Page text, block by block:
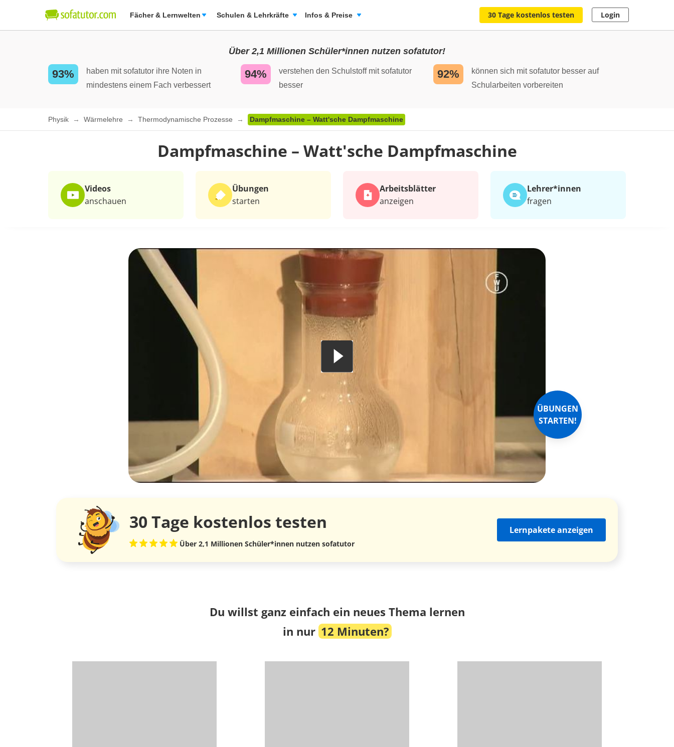
Fächer & Lernwelten Schulen & Lehrkräfte Infos & Preise 30 Tage kostenlos testen Login
Über 2,1 Millionen Schüler*innen nutzen sofatutor!
93%
haben mit sofatutor ihre Noten in
mindestens einem Fach verbessert
94%
verstehen den Schulstoff mit sofatutor
besser
92%
können sich mit sofatutor besser auf
Schularbeiten vorbereiten
Physik Wärmelehre Thermodynamische Prozesse Dampfmaschine – Watt'sche Dampfmaschine
Dampfmaschine – Watt'sche Dampfmaschine
Videos
anschauen
Übungen
starten
Arbeits­blätter
anzeigen
Lehrer*​innen
fragen
ÜBUNGEN
STARTEN!
30 Tage kostenlos testen
Über 2,1 Millionen Schüler*innen nutzen sofatutor
Lernpakete anzeigen
Du willst ganz einfach ein neues Thema lernen
in nur 12 Minuten?